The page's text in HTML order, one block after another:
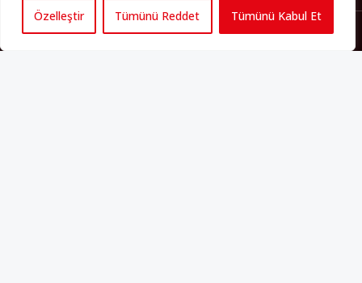
Özelleştir Tümünü Reddet Tümünü Kabul Et